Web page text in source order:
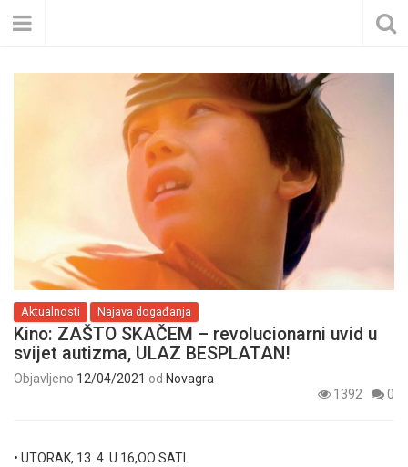
Aktualnosti Najava događanja
Kino: ZAŠTO SKAČEM – revolucionarni uvid u
svijet autizma, ULAZ BESPLATAN!
Objavljeno 12/04/2021 od Novagra
1392
0
• UTORAK, 13. 4. U 16,OO SATI